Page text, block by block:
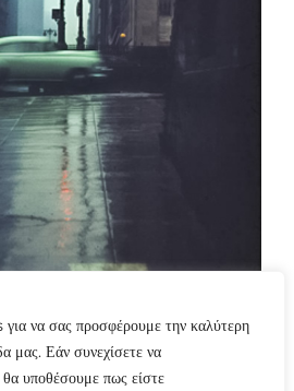
να σας προσφέρουμε την καλύτερη
μας. Εάν συνεχίσετε να
θα υποθέσουμε πως είστε